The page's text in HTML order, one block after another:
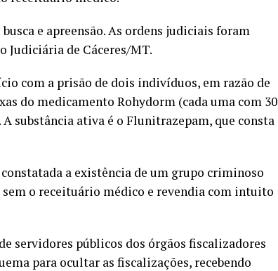
e apreensão. As ordens judiciais foram
Judiciária de Cáceres/MT.
com a prisão de dois indivíduos, em razão de
do medicamento Rohydorm (cada uma com 30
substância ativa é o Flunitrazepam, que consta
a existência de um grupo criminoso
o receituário médico e revendia com intuito
servidores públicos dos órgãos fiscalizadores
para ocultar as fiscalizações, recebendo